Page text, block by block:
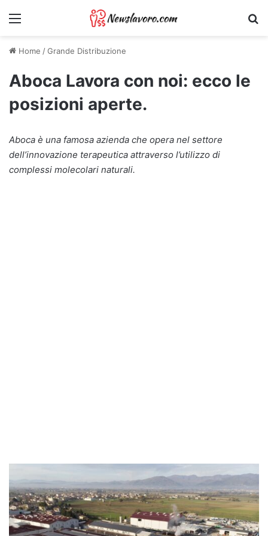
Menu
Home /Grande Distribuzione
Aboca Lavora con noi: ecco le
posizioni aperte.
Aboca è una famosa azienda che opera nel settore
dell’innovazione terapeutica attraverso l’utilizzo di
complessi molecolari naturali.